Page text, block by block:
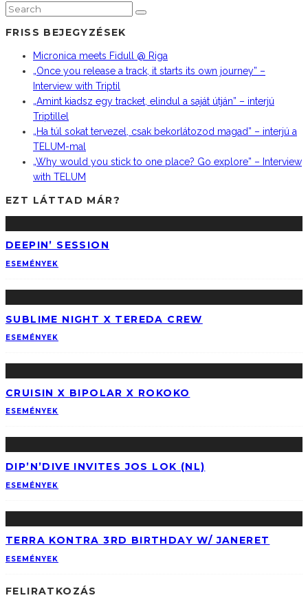
FRISS BEJEGYZÉSEK
Micronica meets Fidull @ Riga
„Once you release a track, it starts its own journey” –
Interview with Triptil
„Amint kiadsz egy tracket, elindul a saját útján” – interjú
Triptillel
„Ha túl sokat tervezel, csak bekorlátozod magad” – interjú a
TELUM-mal
„Why would you stick to one place? Go explore” – Interview
with TELUM
EZT LÁTTAD MÁR?
DEEPIN’ SESSION
ESEMÉNYEK
SUBLIME NIGHT X TEREDA CREW
ESEMÉNYEK
CRUISIN X BIPOLAR X ROKOKO
ESEMÉNYEK
DIP’N’DIVE INVITES JOS LOK (NL)
ESEMÉNYEK
TERRA KONTRA 3RD BIRTHDAY W/ JANERET
ESEMÉNYEK
FELIRATKOZÁS